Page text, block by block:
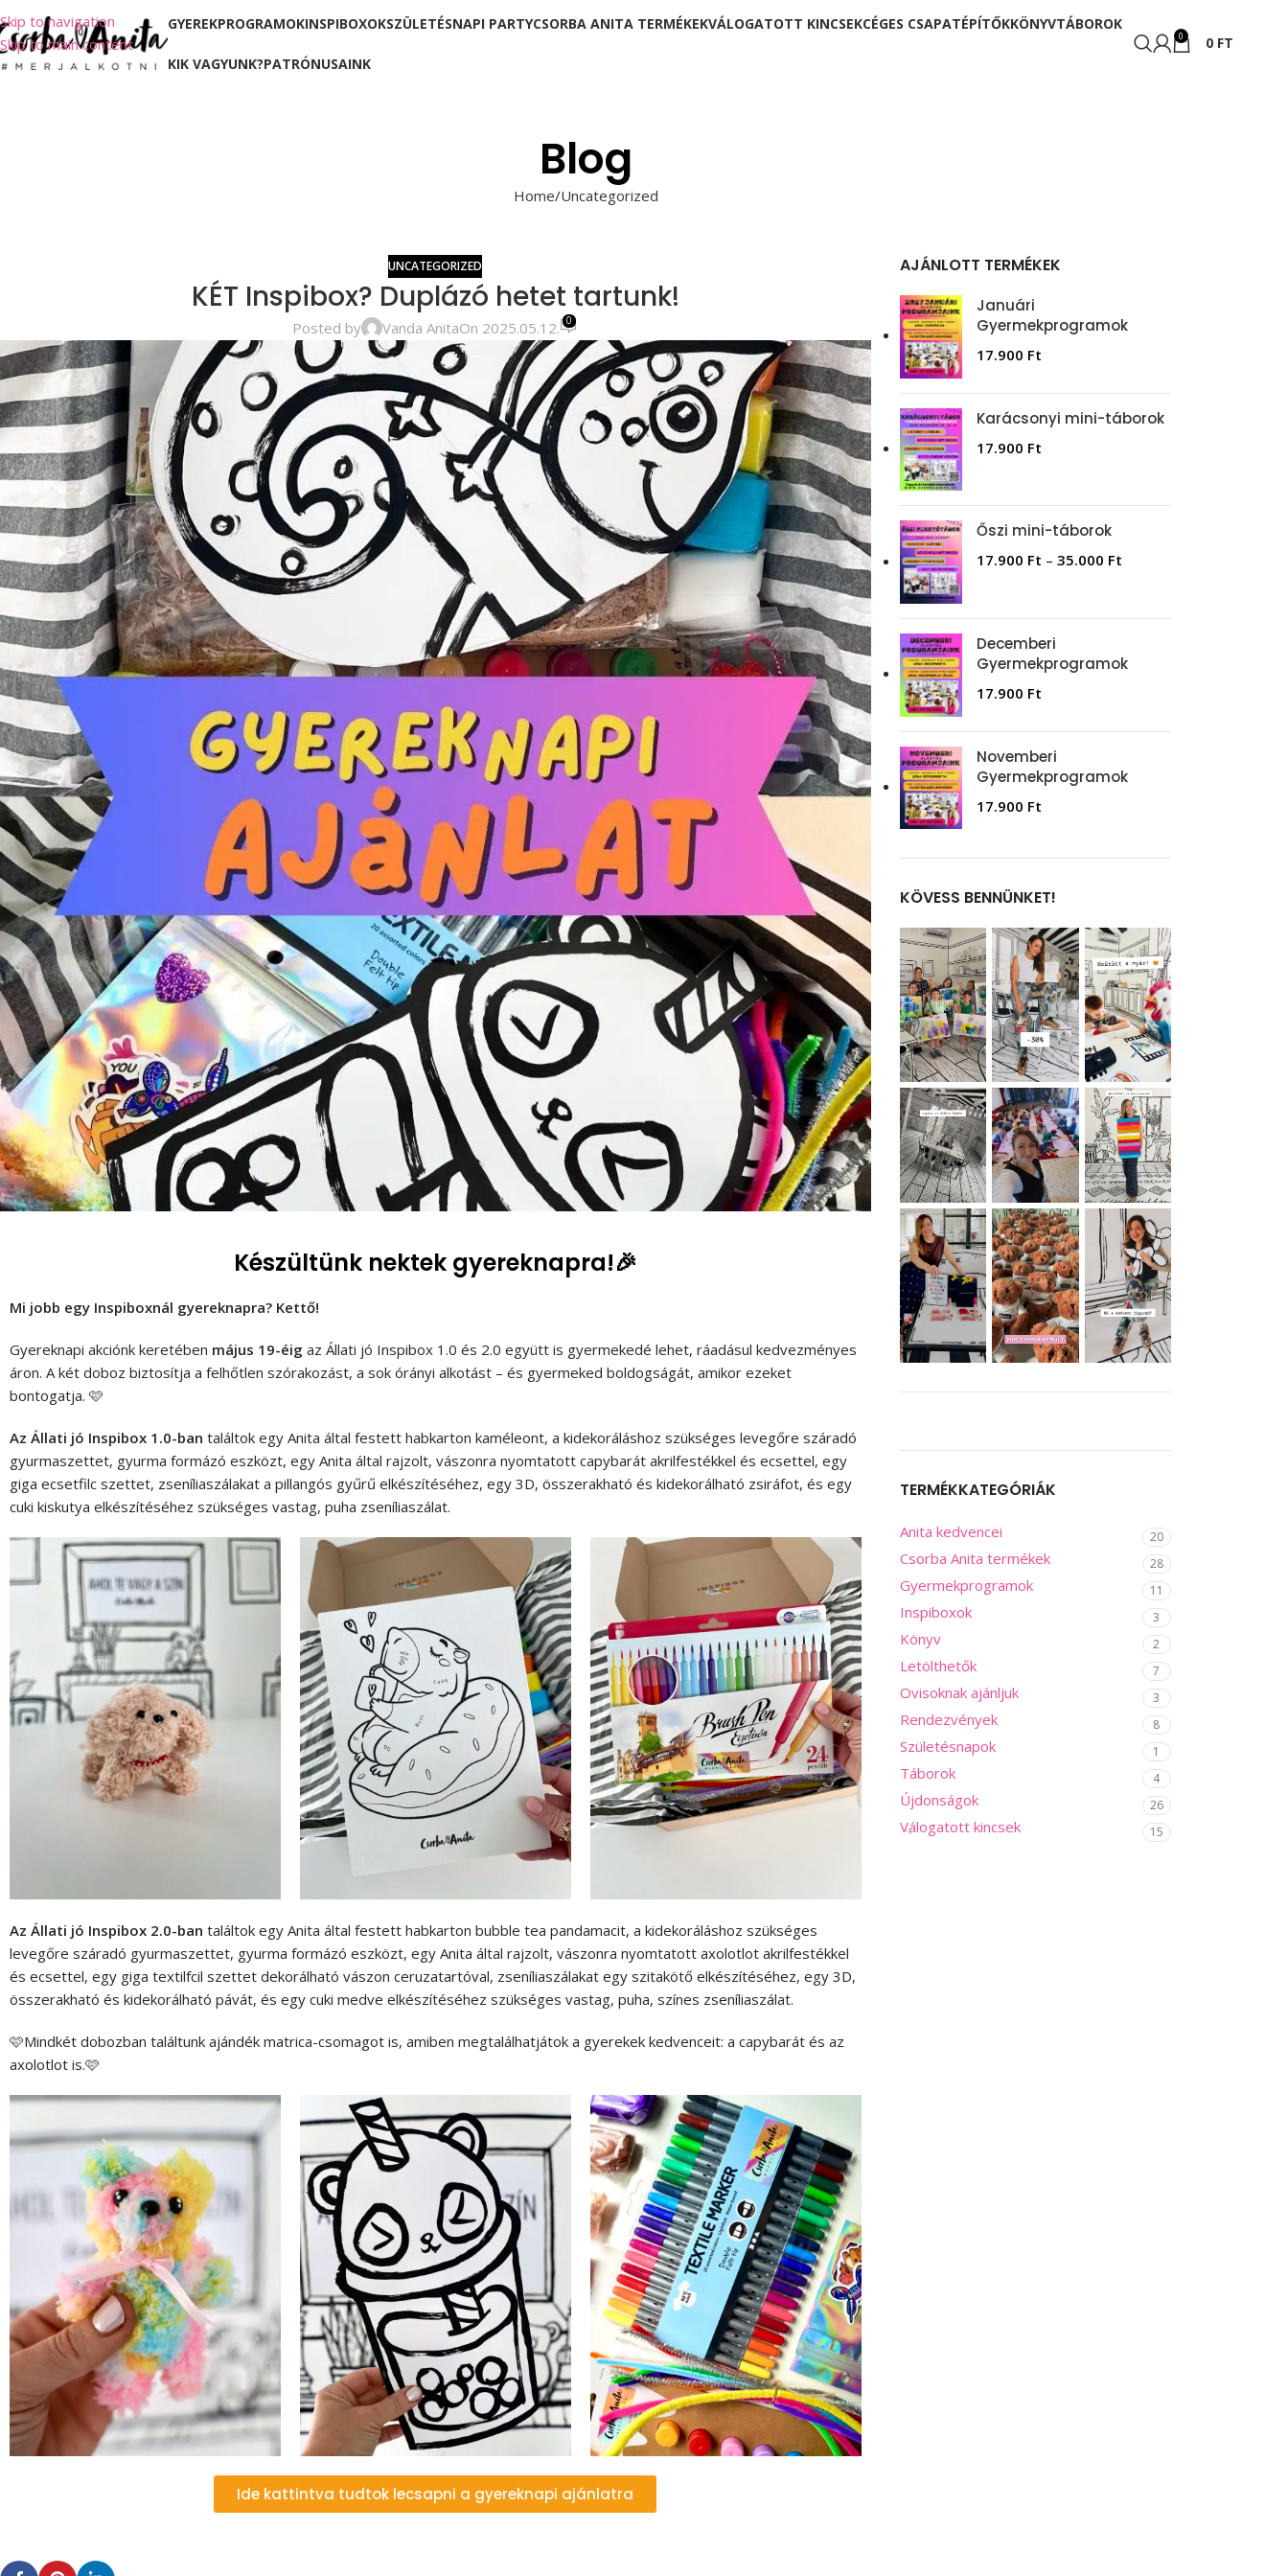
Skip to navigation
Skip to main content
GYEREKPROGRAMOKINSPIBOXOKSZÜLETÉSNAPI PARTYCSORBA ANITA TERMÉKEKVÁLOGATOTT KINCSEKCÉGES CSAPATÉPÍTŐKKÖNYVTÁBOROK
KIK VAGYUNK?PATRÓNUSAINK
0 0 FT
Blog
Home Uncategorized
UNCATEGORIZED
KÉT Inspibox? Duplázó hetet tartunk!
Posted by Vanda AnitaOn 2025.05.12. 0
Készültünk nektek gyereknapra!🎉
Mi jobb egy Inspiboxnál gyereknapra? Kettő!
Gyereknapi akciónk keretében május 19-éig az Állati jó Inspibox 1.0 és 2.0 együtt is gyermekedé lehet, ráadásul kedvezményes
áron. A két doboz biztosítja a felhőtlen szórakozást, a sok órányi alkotást – és gyermeked boldogságát, amikor ezeket
bontogatja. 🩷
Az Állati jó Inspibox 1.0-ban találtok egy Anita által festett habkarton kaméleont, a kidekoráláshoz szükséges levegőre száradó
gyurmaszettet, gyurma formázó eszközt, egy Anita által rajzolt, vászonra nyomtatott capybarát akrilfestékkel és ecsettel, egy
giga ecsetfilc szettet, zseníliaszálakat a pillangós gyűrű elkészítéséhez, egy 3D, összerakható és kidekorálható zsiráfot, és egy
cuki kiskutya elkészítéséhez szükséges vastag, puha zseníliaszálat.
Az Állati jó Inspibox 2.0-ban találtok egy Anita által festett habkarton bubble tea pandamacit, a kidekoráláshoz szükséges
levegőre száradó gyurmaszettet, gyurma formázó eszközt, egy Anita által rajzolt, vászonra nyomtatott axolotlot akrilfestékkel
és ecsettel, egy giga textilfcil szettet dekorálható vászon ceruzatartóval, zseníliaszálakat egy szitakötő elkészítéséhez, egy 3D,
összerakható és kidekorálható pávát, és egy cuki medve elkészítéséhez szükséges vastag, puha, színes zseníliaszálat.
🩷Mindkét dobozban találtunk ajándék matrica-csomagot is, amiben megtalálhatjátok a gyerekek kedvenceit: a capybarát és az
axolotlot is.🩷
Ide kattintva tudtok lecsapni a gyereknapi ajánlatra
AJÁNLOTT TERMÉKEK
Januári
Gyermekprogramok
17.900 Ft
Karácsonyi mini-táborok
17.900 Ft
Őszi mini-táborok
17.900 Ft – 35.000 Ft
Decemberi
Gyermekprogramok
17.900 Ft
Novemberi
Gyermekprogramok
17.900 Ft
KÖVESS BENNÜNKET!
TERMÉKKATEGÓRIÁK
Anita kedvencei 20
Csorba Anita termékek 28
Gyermekprogramok 11
Inspiboxok 3
Könyv 2
Letölthetők 7
Ovisoknak ajánljuk 3
Rendezvények 8
Születésnapok 1
Táborok 4
Újdonságok 26
Válogatott kincsek 15